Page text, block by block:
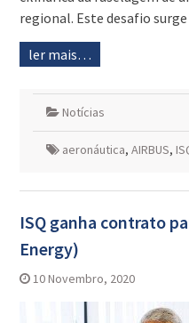
regional. Este desafio surge
ler mais…
Notícias
aeronáutica, AIRBUS,
ISQ ganha contrato
Energy)
10 Novembro, 2020